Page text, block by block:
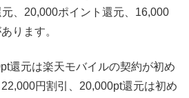
、20,000ポイント還元、16,000
ります。
還元は楽天モバイルの契約が初め
円割引、20,000pt還元は初め